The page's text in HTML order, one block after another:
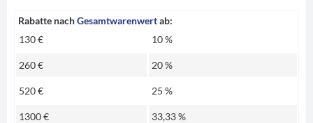
Rabatte nachGesamtwarenwertab:
130 €
10 %
260 € 20 %
520 € 25 %
1300 € 33,33 %